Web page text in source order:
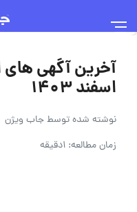
آخرین آگهی های
اسفند ۱۴۰۳
نوشته شده توسطجاب ویژن
زمان مطالعه: 1دقیقه